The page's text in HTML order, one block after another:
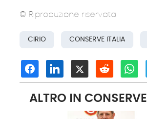
© Riproduzione riservata
CIRIO CONSERVE ITALIA
ALTRO IN CONSERVE